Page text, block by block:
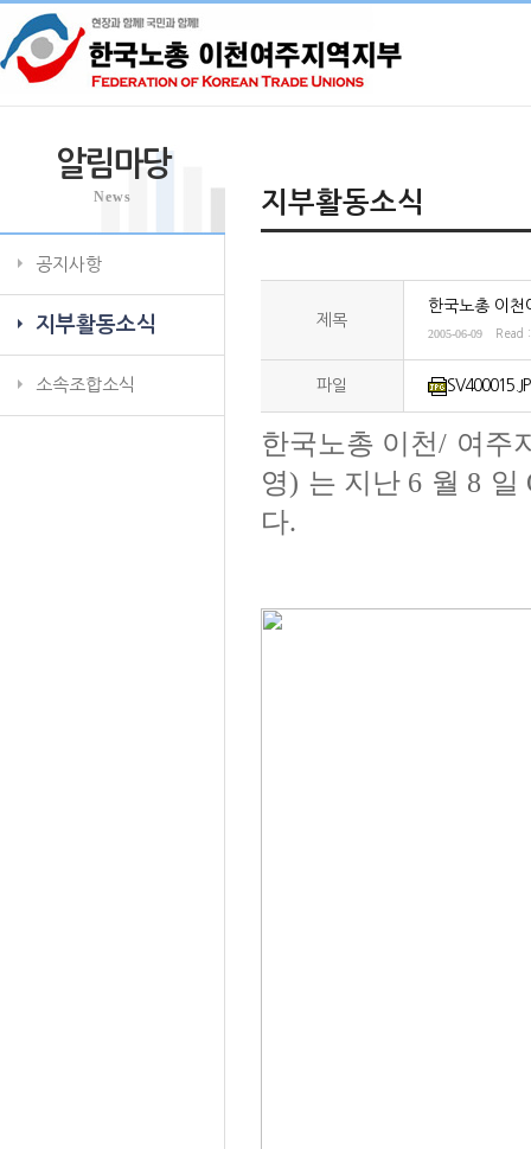
알림마당
News
공지사항
지부활동소식
소속조합소식
지부활동소식
제목
한국노총 이천
2005-06-09 Read
파일
한국노총 이천/ 여주
영) 는 지난 6 월 8 일
다.